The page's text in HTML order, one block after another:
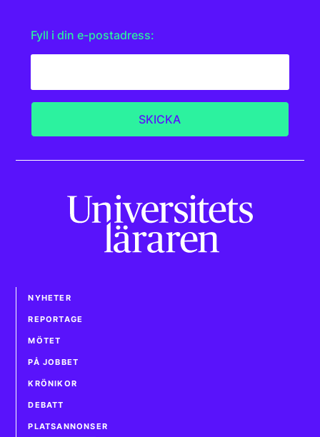
Fyll i din e-postadress:
NYHETER
REPORTAGE
MÖTET
PÅ JOBBET
KRÖNIKOR
DEBATT
PLATSANNONSER